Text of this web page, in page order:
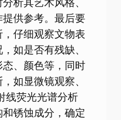
析其艺术风格、
供参考。最后要
仔细观察文物表
如是否有残缺、
、颜色等，同时
如显微镜观察、
线荧光光谱分析
锈蚀成分，确定